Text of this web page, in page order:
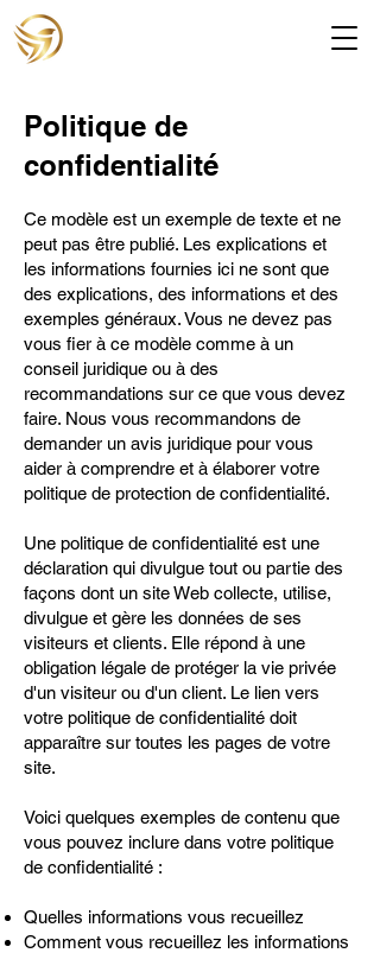
Politique de
confidentialité
Ce modèle est un exemple de texte et ne
peut pas être publié. Les explications et
les informations fournies ici ne sont que
des explications, des informations et des
exemples généraux. Vous ne devez pas
vous fier à ce modèle comme à un
conseil juridique ou à des
recommandations sur ce que vous devez
faire. Nous vous recommandons de
demander un avis juridique pour vous
aider à comprendre et à élaborer votre
politique de protection de confidentialité.
Une politique de confidentialité est une
déclaration qui divulgue tout ou partie des
façons dont un site Web collecte, utilise,
divulgue et gère les données de ses
visiteurs et clients. Elle répond à une
obligation légale de protéger la vie privée
d'un visiteur ou d'un client. Le lien vers
votre politique de confidentialité doit
apparaître sur toutes les pages de votre
site.
Voici quelques exemples de contenu que
vous pouvez inclure dans votre politique
de confidentialité :
Quelles informations vous recueillez
Comment vous recueillez les informations